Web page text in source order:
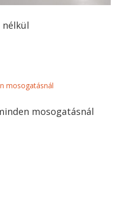
nélkül
mosogatásnál